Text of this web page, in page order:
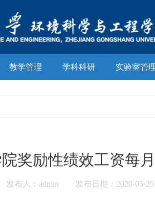
教学管理 学科科研 实验室管
奖励性绩效工资每
发布人：admin 发布日期：2020-05-